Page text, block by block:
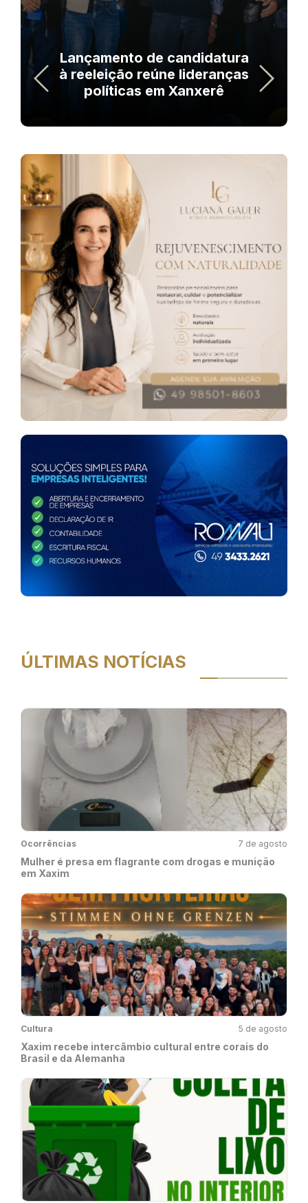
Lançamento de candidatura
à reeleição reúne lideranças
políticas em Xanxerê
ÚLTIMAS NOTÍCIAS
Ocorrências 7 de agosto
Mulher é presa em flagrante com drogas e munição
em Xaxim
Cultura 5 de agosto
Xaxim recebe intercâmbio cultural entre corais do
Brasil e da Alemanha